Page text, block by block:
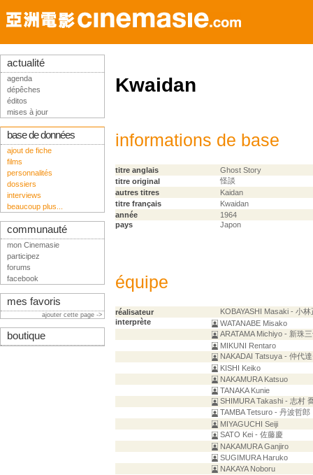
Kwaidan
informations de base
titre anglais
Ghost Story
titre original
怪談
autres titres
Kaidan
titre français
Kwaidan
année
1964
pays
Japon
équipe
réalisateur
KOBAYASHI Masaki - 小林
interprète
WATANABE Misako
ARATAMA Michiyo - 新珠
MIKUNI Rentaro
NAKADAI Tatsuya - 仲代
KISHI Keiko
NAKAMURA Katsuo
TANAKA Kunie
SHIMURA Takashi - 志村
TAMBA Tetsuro - 丹波哲郎
MIYAGUCHI Seiji
SATO Kei - 佐藤慶
NAKAMURA Ganjiro
SUGIMURA Haruko
NAKAYA Noboru
actualité
agenda
dépêches
éditos
mises à jour
base de données
ajout de fiche
films
personnalités
dossiers
interviews
beaucoup plus...
communauté
mon Cinemasie
participez
forums
facebook
mes favoris
ajouter cette page ->
boutique